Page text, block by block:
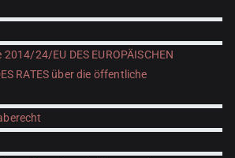
24/EU DES EUROPÄISCHEN
RATES über die öffentliche